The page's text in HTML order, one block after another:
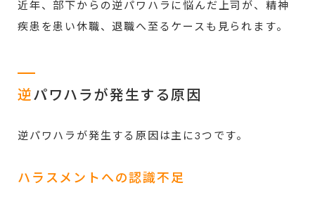
近年、部下からの逆パワハラに悩んだ上司が、精神
疾患を患い休職、退職へ至るケースも見られます。
逆パワハラが発生する原因
逆パワハラが発生する原因は主に3つです。
ハラスメントへの認識不足